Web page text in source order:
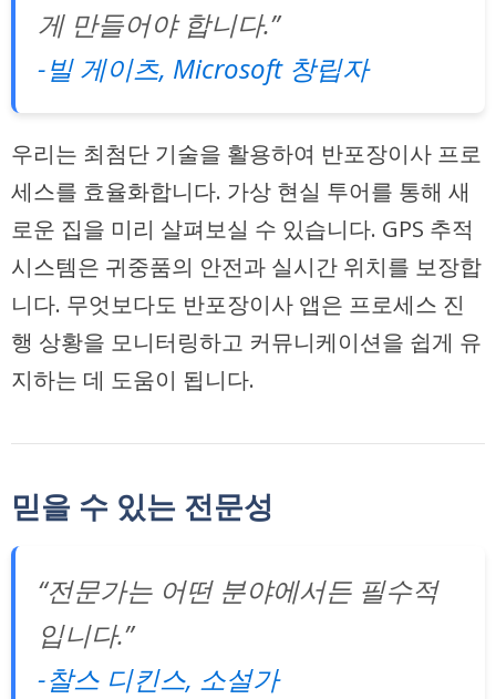
게 만들어야 합니다.”
-빌 게이츠, Microsoft 창립자
우리는 최첨단 기술을 활용하여 반포장이사 프로
세스를 효율화합니다. 가상 현실 투어를 통해 새
로운 집을 미리 살펴보실 수 있습니다. GPS 추적
시스템은 귀중품의 안전과 실시간 위치를 보장합
니다. 무엇보다도 반포장이사 앱은 프로세스 진
행 상황을 모니터링하고 커뮤니케이션을 쉽게 유
지하는 데 도움이 됩니다.
믿을 수 있는 전문성
“전문가는 어떤 분야에서든 필수적
입니다.”
-찰스 디킨스, 소설가